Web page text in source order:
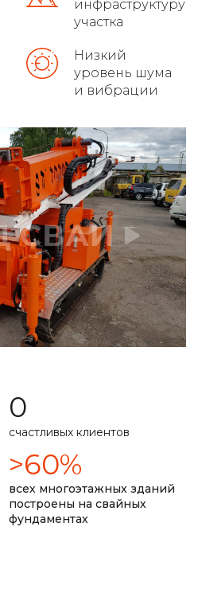
фундамента
опор
прописана в договоре
почвы
инфраструктуру
участка
Низкий
уровень шума
и вибрации
0
счастливых клиентов
>60%
всех многоэтажных зданий
построены на свайных
фундаментах